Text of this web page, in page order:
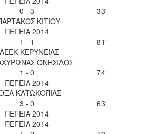
0 - 3
ΚΙΤΙΟΥ
33'
ΠΕΓΕΙΑ 2014
1 - 1
ΚΕΡΥΝΕΙΑΣ
81'
ΟΝΗΣΙΛΟΣ
1 - 0
ΠΕΓΕΙΑ 2014
74'
ΚΑΤΩΚΟΠΙΑΣ
3 - 0
ΠΕΓΕΙΑ 2014
63'
ΠΕΓΕΙΑ 2014